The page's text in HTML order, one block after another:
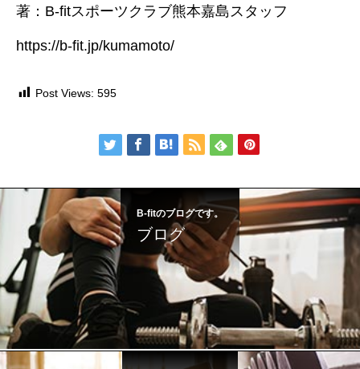
著：B-fitスポーツクラブ熊本嘉島スタッフ
https://b-fit.jp/kumamoto/
Post Views: 595
B-fitのブログです。
ブログ